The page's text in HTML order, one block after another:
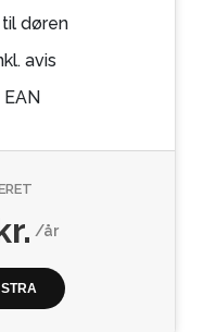
døren
avis
/år